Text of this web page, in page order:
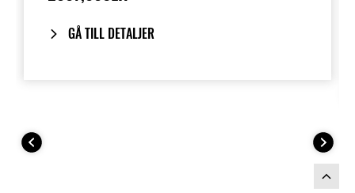
GÅ TILL DETALJER